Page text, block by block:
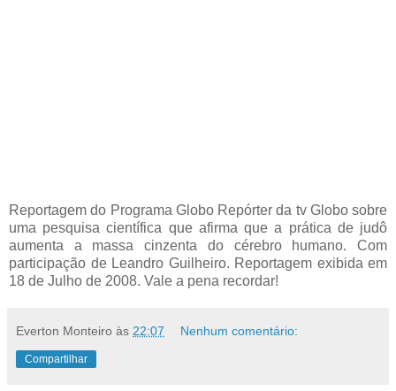
Reportagem do Programa Globo Repórter da tv Globo sobre
uma pesquisa científica que afirma que a prática de judô
aumenta a massa cinzenta do cérebro humano. Com
participação de Leandro Guilheiro. Reportagem exibida em
18 de Julho de 2008. Vale a pena recordar!
Everton Monteiro às 22:07 Nenhum comentário:
Compartilhar